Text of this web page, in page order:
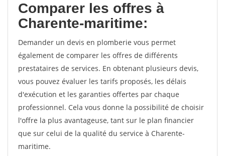
Comparer les offres à
Charente-maritime:
Demander un devis en plomberie vous permet
également de comparer les offres de différents
prestataires de services. En obtenant plusieurs devis,
vous pouvez évaluer les tarifs proposés, les délais
d'exécution et les garanties offertes par chaque
professionnel. Cela vous donne la possibilité de choisir
l'offre la plus avantageuse, tant sur le plan financier
que sur celui de la qualité du service à Charente-
maritime.